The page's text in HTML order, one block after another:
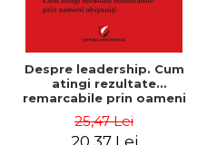
Despre leadership. Cum
atingi rezultate
remarcabile prin oameni
25,47 Lei
20,37 Lei